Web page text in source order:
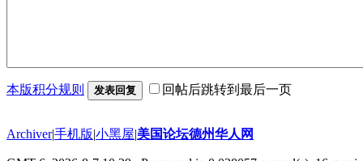
本版积分规则 发表回复 回帖后跳转到最后一页
Archiver|手机版|小黑屋|美国论坛德州华人网